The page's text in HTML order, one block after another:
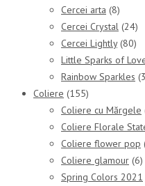
Cercei arta (8)
Cercei Crystal (24)
Cercei Lightly (80)
Little Sparks of
Rainbow Sparkles
Coliere (155)
Coliere cu Mărgele
Coliere Florale
Coliere flower pop
Coliere glamour (6)
Spring Colors 2021